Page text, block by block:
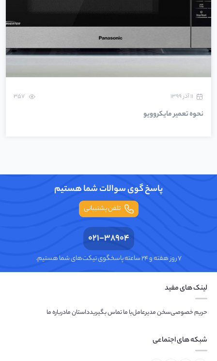
۱۱ آذر ۱۳۹۹
نحوه تعمیر مایکروویو
پاسخ گوی سوالات شما هستیم
تلفن پشتیبانی
021-38904
۷ روز هفته و ۲۴ ساعته پاسخگوی تیکت‌های شما هستیم.
لینک های مفید
حریم خصوصیسخن مدیرعاملبا ما تماس بگیریدداستان مادرباره ما
شبکه های اجتماعی